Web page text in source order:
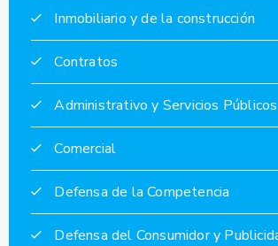
Inmobiliario y de la construcción
Contratos
Administrativo y Servicios Públicos
Comercial
Defensa de la Competencia
Defensa del Consumidor y